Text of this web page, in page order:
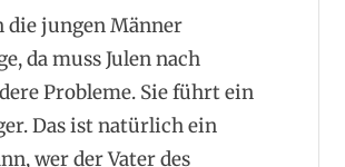
die jungen Männer
da muss Julen nach
Probleme. Sie führt ein
Das ist natürlich ein
wer der Vater des